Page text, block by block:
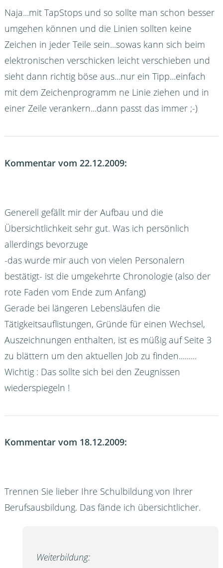
Naja...mit TapStops und so sollte man schon besser
umgehen können und die Linien sollten keine
Zeichen in jeder Teile sein...sowas kann sich beim
elektronischen verschicken leicht verschieben und
sieht dann richtig böse aus...nur ein Tipp...einfach
mit dem Zeichenprogramm ne Linie ziehen und in
einer Zeile verankern...dann passt das immer ;-)
Kommentar vom 22.12.2009:
Generell gefällt mir der Aufbau und die
Übersichtlichkeit sehr gut. Was ich persönlich
allerdings bevorzuge
-das wurde mir auch von vielen Personalern
bestätigt- ist die umgekehrte Chronologie (also der
rote Faden vom Ende zum Anfang)
Gerade bei längeren Lebensläufen die
Tätigkeitsauflistungen, Gründe für einen Wechsel,
Auszeichnungen enthalten, ist es müßig auf Seite 3
zu blättern um den aktuellen Job zu finden.........
Wichtig : Das sollte sich bei den Zeugnissen
wiederspiegeln !
Kommentar vom 18.12.2009:
Trennen Sie lieber Ihre Schulbildung von Ihrer
Berufsausbildung. Das fände ich übersichtlicher.
Weiterbildung: